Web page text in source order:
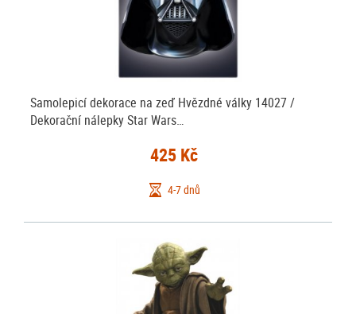
Samolepicí dekorace na zeď Hvězdné války 14027 /
Dekorační nálepky Star Wars…
425 Kč
4-7 dnů